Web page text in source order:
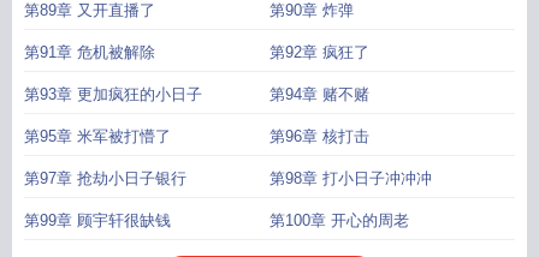
第89章 又开直播了 第90章 炸弹
第91章 危机被解除 第92章 疯狂了
第93章 更加疯狂的小日子 第94章 赌不赌
第95章 米军被打懵了 第96章 核打击
第97章 抢劫小日子银行 第98章 打小日子冲冲冲
第99章 顾宇轩很缺钱 第100章 开心的周老